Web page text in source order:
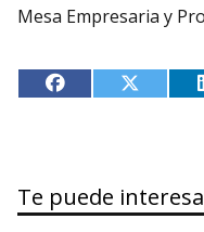
Mesa Empresaria y
Te puede